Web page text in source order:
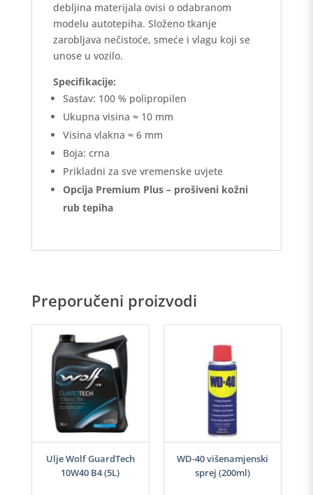
debljina materijala ovisi o odabranom
modelu autotepiha. Složeno tkanje
zarobljava nečistoće, smeće i vlagu koji se
unose u vozilo.
Specifikacije:
Sastav: 100 % polipropilen
Ukupna visina ≈ 10 mm
Visina vlakna ≈ 6 mm
Boja: crna
Prikladni za sve vremenske uvjete
Opcija Premium Plus – prošiveni kožni
rub tepiha
Preporučeni proizvodi
Ulje Wolf GuardTech
10W40 B4 (5L)
WD-40 višenamjenski
sprej (200ml)